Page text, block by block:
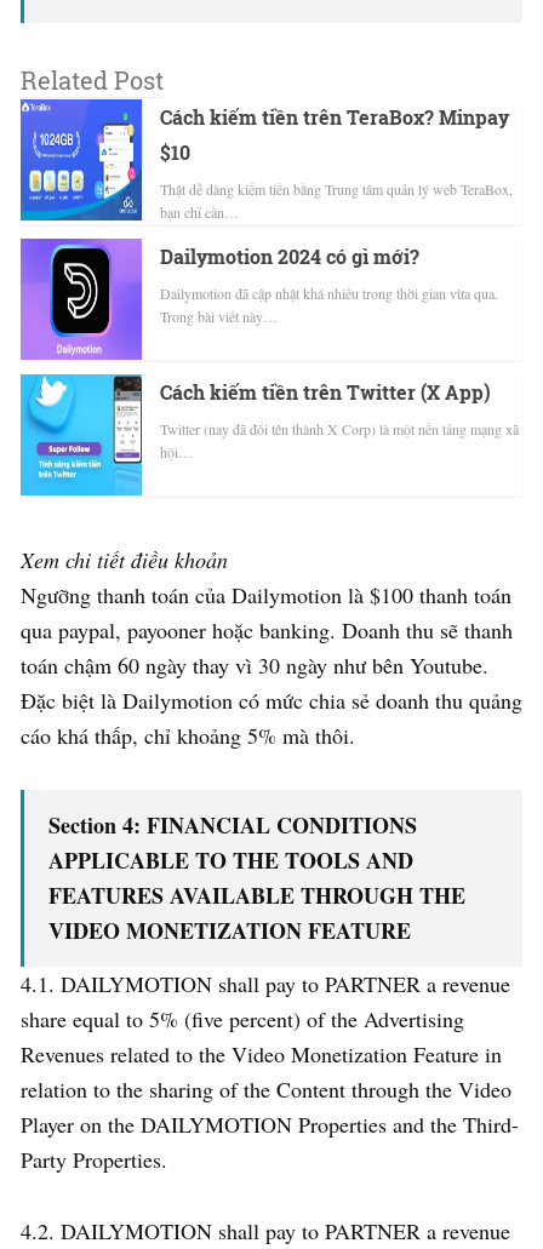
Related Post
Cách kiếm tiền trên TeraBox? Minpay
$10
Thật dễ dàng kiếm tiền bằng Trung tâm quản lý web TeraBox,
bạn chỉ cần…
Dailymotion 2024 có gì mới?
Dailymotion đã cập nhật khá nhiều trong thời gian vừa qua.
Trong bài viết này…
Cách kiếm tiền trên Twitter (X App)
Twitter (nay đã đổi tên thành X Corp) là một nền tảng mạng xã
hội…
Xem chi tiết điều khoản
Ngưỡng thanh toán của Dailymotion là $100 thanh toán
qua paypal, payooner hoặc banking. Doanh thu sẽ thanh
toán chậm 60 ngày thay vì 30 ngày như bên Youtube.
Đặc biệt là Dailymotion có mức chia sẻ doanh thu quảng
cáo khá thấp, chỉ khoảng 5% mà thôi.
Section 4: FINANCIAL CONDITIONS
APPLICABLE TO THE TOOLS AND
FEATURES AVAILABLE THROUGH THE
VIDEO MONETIZATION FEATURE
4.1. DAILYMOTION shall pay to PARTNER a revenue
share equal to 5% (five percent) of the Advertising
Revenues related to the Video Monetization Feature in
relation to the sharing of the Content through the Video
Player on the DAILYMOTION Properties and the Third-
Party Properties.
4.2. DAILYMOTION shall pay to PARTNER a revenue